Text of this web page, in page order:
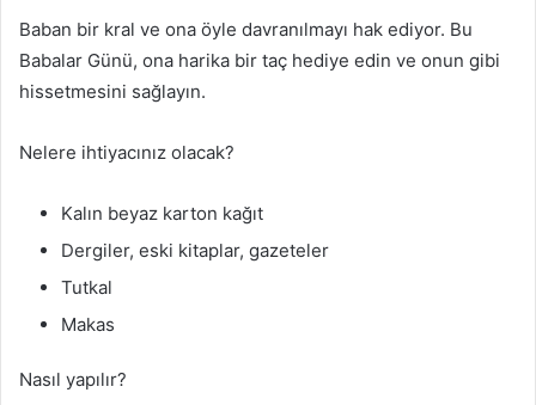
Baban bir kral ve ona öyle davranılmayı hak ediyor. Bu
Babalar Günü, ona harika bir taç hediye edin ve onun gibi
hissetmesini sağlayın.
Nelere ihtiyacınız olacak?
Kalın beyaz karton kağıt
Dergiler, eski kitaplar, gazeteler
Tutkal
Makas
Nasıl yapılır?